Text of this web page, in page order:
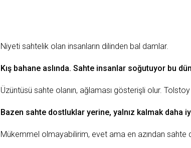
Niyeti sahtelik olan insanların dilinden bal damlar.
Kış bahane aslında. Sahte insanlar soğutuyor bu
Üzüntüsü sahte olanın, ağlaması gösterişli olur. Tolstoy
Bazen sahte dostluklar yerine, yalnız kalmak daha
Mükemmel olmayabilirim, evet ama en azından sahte